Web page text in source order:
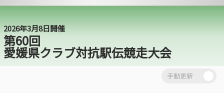
2026年3月8日開催
第60回
愛媛県クラブ対抗駅伝競走大会